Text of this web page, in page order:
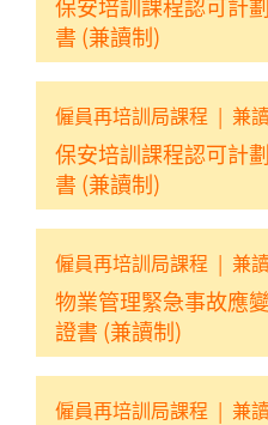
書 (兼讀制)
僱員再培訓局課程 | 兼
保安培訓課程認可計
書 (兼讀制)
僱員再培訓局課程 | 兼
物業管理緊急事故應
證書 (兼讀制)
僱員再培訓局課程 | 兼